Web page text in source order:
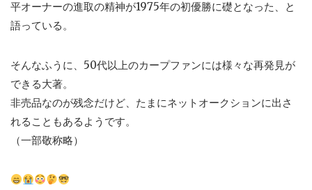
平オーナーの進取の精神が1975年の初優勝に礎となった、と
語っている。
そんなふうに、50代以上のカープファンには様々な再発見が
できる大著。
非売品なのが残念だけど、たまにネットオークションに出さ
れることもあるようです。
（一部敬称略）